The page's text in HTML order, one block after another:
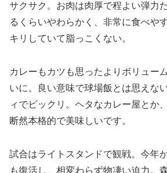
サクサク。お肉は肉厚で程よい弾力
るくらいやわらかく、非常に食べや
キリしていて脂っこくない。
カレーもカツも思ったよりボリュー
いに。良い意味で球場飯とは思えな
ィでビックリ。ヘタなカレー屋とか
断然本格的で美味しいです。
試合はライトスタンドで観戦。今年
も復活し、相変わらず物凄い迫力。